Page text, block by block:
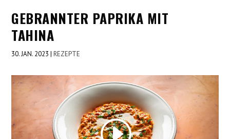
GEBRANNTER PAPRIKA MIT
TAHINA
30. JAN. 2023 |REZEPTE